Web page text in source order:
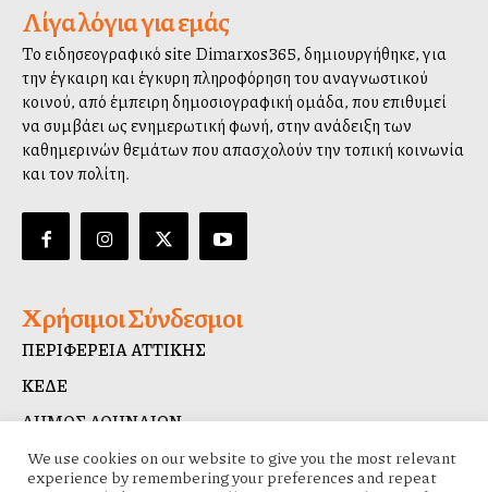
Λίγα λόγια για εμάς
Το ειδησεογραφικό site Dimarxos365, δημιουργήθηκε, για
την έγκαιρη και έγκυρη πληροφόρηση του αναγνωστικού
κοινού, από έμπειρη δημοσιογραφική ομάδα, που επιθυμεί
να συμβάλλει ως ενημερωτική φωνή, στην ανάδειξη των
καθημερινών θεμάτων που απασχολούν την τοπική κοινωνία
και τον πολίτη.
Χρήσιμοι Σύνδεσμοι
ΠΕΡΙΦΕΡΕΙΑ ΑΤΤΙΚΗΣ
ΚΕΔΕ
ΔΗΜΟΣ ΑΘΗΝΑΙΩΝ
ΔΙΑΥΓΕΙΑ
We use cookies on our website to give you the most relevant
experience by remembering your preferences and repeat